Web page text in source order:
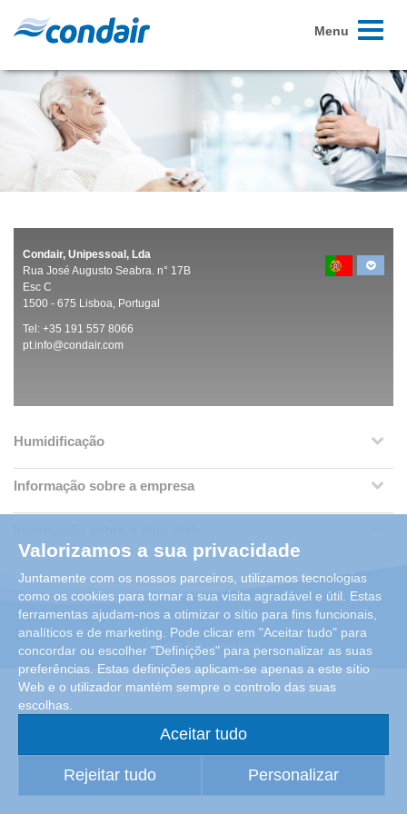
Toggle
Menu
Condair, Unipessoal, Lda
Rua José Augusto Seabra. n° 17B
Esc C
1500 - 675 Lisboa, Portugal
Tel: +35 191 557 8066
pt.info@condair.com
Humidificação
Informação sobre a empresa
Copyright 2026 Condair Group
Valorizamos a sua privacidade
Juntamente com os nossos parceiros, utilizamos tecnologias
como os cookies para tornar a sua visita agradável e útil. Estas
ferramentas ajudam-nos a otimizar o sítio para fins funcionais,
analíticos e de marketing. Pode clicar em "Aceitar tudo" para
concordar ou escolher "Definições" para personalizar as suas
preferências. Estas definições aplicam-se apenas a este sítio
Web e o utilizador mantém sempre o controlo das suas
escolhas.
Aceitar tudo
Rejeitar tudo Personalizar